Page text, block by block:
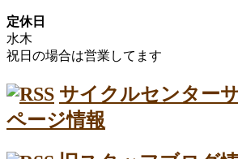
定休日
水木
祝日の場合は営業してます
サイクルセンター
ページ情報